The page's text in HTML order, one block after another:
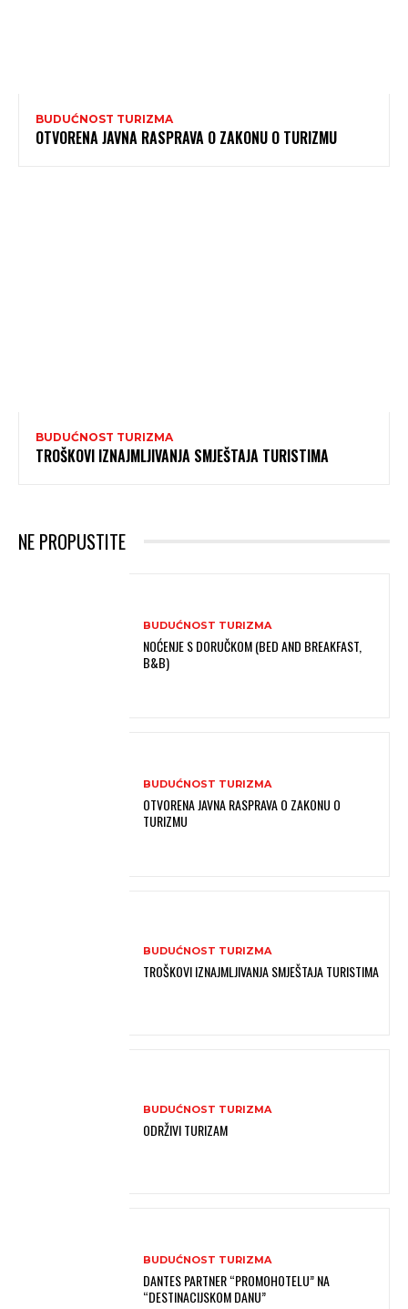
BUDUĆNOST TURIZMA
OTVORENA JAVNA RASPRAVA O ZAKONU O TURIZMU
BUDUĆNOST TURIZMA
TROŠKOVI IZNAJMLJIVANJA SMJEŠTAJA TURISTIMA
NE PROPUSTITE
BUDUĆNOST TURIZMA
NOĆENJE S DORUČKOM (BED AND BREAKFAST,
B&B)
BUDUĆNOST TURIZMA
OTVORENA JAVNA RASPRAVA O ZAKONU O
TURIZMU
BUDUĆNOST TURIZMA
TROŠKOVI IZNAJMLJIVANJA SMJEŠTAJA TURISTIMA
BUDUĆNOST TURIZMA
ODRŽIVI TURIZAM
BUDUĆNOST TURIZMA
DANTES PARTNER “PROMOHOTELU” NA
“DESTINACIJSKOM DANU”